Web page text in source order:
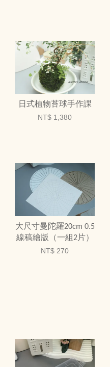
日式植物苔球手作課
NT$ 1,380
大尺寸曼陀羅20cm 0.5
線稿繪版（一組2片）
NT$ 270